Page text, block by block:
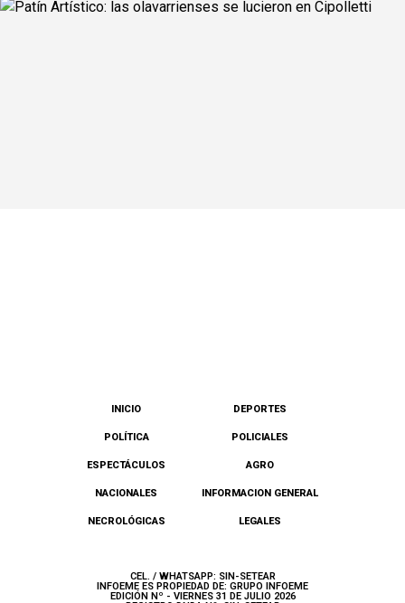
INICIO DEPORTES
POLÍTICA POLICIALES
ESPECTÁCULOS AGRO
NACIONALES INFORMACION GENERAL
NECROLÓGICAS LEGALES
CEL. / WHATSAPP: SIN-SETEAR
INFOEME ES PROPIEDAD DE: GRUPO INFOEME
EDICIÓN Nº - VIERNES 31 DE JULIO 2026